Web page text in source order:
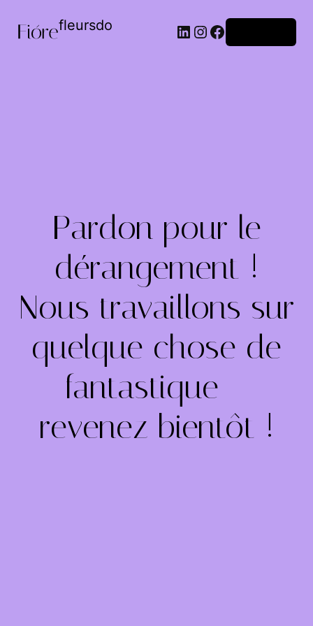
fleursdo
Pardon pour le
dérangement !
Nous travaillons sur
quelque chose de
fantastique –
revenez bientôt !